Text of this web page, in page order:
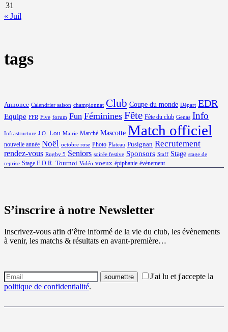
31
« Juil
tags
Annonce Calendrier saison championnat Club Coupe du monde Départ EDR
Equipe FFR Five forum Fun Féminines Fête Fête du club Genas Info
Infrastructure J.O. Lou Mairie Marché Mascotte Match officiel
nouvelle année Noël octobre rose Photo Plateau Pusignan Recrutement
rendez-vous Rugby 5 Seniors soirée festive Sponsors Staff Stage stage de
reprise Stage E.D.R. Tournoi Vidéo voeux épiphanie évènement
S’inscrire à notre Newsletter
Inscrivez-vous afin d’être informé de la vie du club, les évènements
à venir, les matchs & résultats en avant-première…
J'ai lu et j'accepte la
politique de confidentialité.